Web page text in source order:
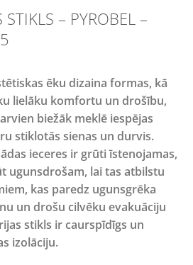
– PYROBEL –
ēku dizaina formas, kā
lielāku komfortu un drošību,
biežāk meklē iespējas
stiklotās sienas un durvis.
ieceres ir grūti īstenojamas,
ugunsdrošam, lai tas atbilstu
kas paredz ugunsgrēka
un drošu cilvēku evakuāciju
stikls ir caurspīdīgs un
izolāciju.